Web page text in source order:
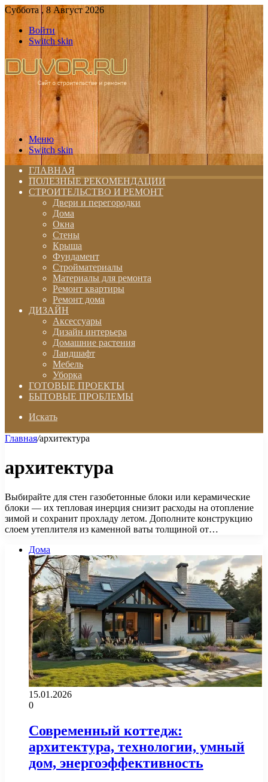
Суббота , 8 Август 2026
Войти
Switch skin
Меню
Switch skin
ГЛАВНАЯ
ПОЛЕЗНЫЕ РЕКОМЕНДАЦИИ
СТРОИТЕЛЬСТВО И РЕМОНТ
Двери и перегородки
Дома
Окна
Стены
Крыша
Фундамент
Стройматериалы
Материалы для ремонта
Ремонт квартиры
Ремонт дома
ДИЗАЙН
Аксессуары
Дизайн интерьера
Домашние растения
Ландшафт
Мебель
Уборка
ГОТОВЫЕ ПРОЕКТЫ
БЫТОВЫЕ ПРОБЛЕМЫ
Искать
Главная/архитектура
архитектура
Выбирайте для стен газобетонные блоки или керамические
блоки — их тепловая инерция снизит расходы на отопление
зимой и сохранит прохладу летом. Дополните конструкцию
слоем утеплителя из каменной ваты толщиной от…
Дома
15.01.2026
0
Современный коттедж:
архитектура, технологии, умный
дом, энергоэффективность